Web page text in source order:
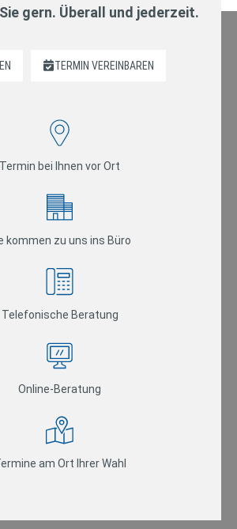
gern. Überall und jederzeit.
TERMIN VEREINBAREN
Termin bei Ihnen vor Ort
kommen zu uns ins Büro
Telefonische Beratung
Online-Beratung
am Ort Ihrer Wahl